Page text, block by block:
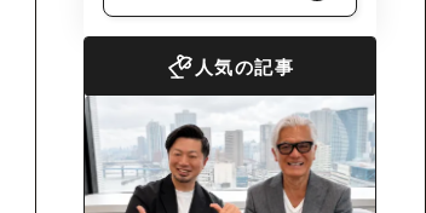
人気の記事